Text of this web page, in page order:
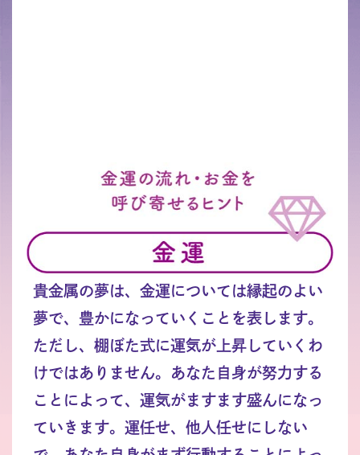
貴金属の夢は、金運については縁起のよい
夢で、豊かになっていくことを表します。
ただし、棚ぼた式に運気が上昇していくわ
けではありません。あなた自身が努力する
ことによって、運気がますます盛んになっ
ていきます。運任せ、他人任せにしない